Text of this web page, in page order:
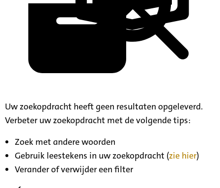
Uw zoekopdracht heeft geen resultaten opgeleverd.
Verbeter uw zoekopdracht met de volgende tips:
Zoek met andere woorden
Gebruik leestekens in uw zoekopdracht (zie hier)
Verander of verwijder een filter